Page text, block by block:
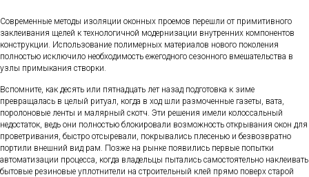
Современные методы изоляции оконных проемов перешли от примитивного
заклеивания щелей к технологичной модернизации внутренних компонентов
конструкции. Использование полимерных материалов нового поколения
полностью исключило необходимость ежегодного сезонного вмешательства в
узлы примыкания створки.
Вспомните, как десять или пятнадцать лет назад подготовка к зиме
превращалась в целый ритуал, когда в ход шли размоченные газеты, вата,
поролоновые ленты и малярный скотч. Эти решения имели колоссальный
недостаток, ведь они полностью блокировали возможность открывания окон для
проветривания, быстро отсыревали, покрывались плесенью и безвозвратно
портили внешний вид рам. Позже на рынке появились первые попытки
автоматизации процесса, когда владельцы пытались самостоятельно наклеивать
бытовые резиновые уплотнители на строительный клей прямо поверх старой